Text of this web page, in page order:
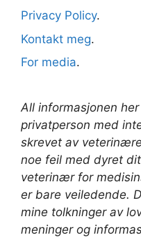
Privacy Policy.
Kontakt meg.
For media.
All informasjonen
privatperson med
skrevet av
noe feil med dyret
veterinær for
er bare veiledende.
mine tolkninger av
meninger og